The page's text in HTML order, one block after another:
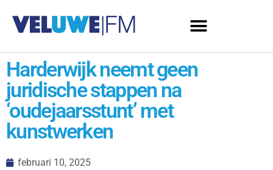
Harderwijk neemt geen
juridische stappen na
‘oudejaarsstunt’ met
kunstwerken
februari 10, 2025